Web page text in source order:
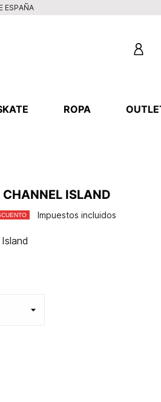
ESPAÑA
ROPA
ISLAND
Impuestos incluidos